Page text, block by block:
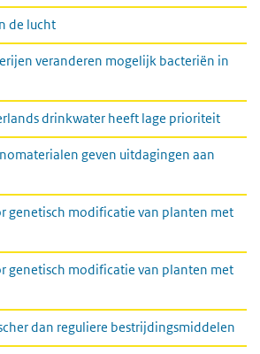
de lucht
veranderen mogelijk bacteriën in
drinkwater heeft lage prioriteit
geven uitdagingen aan
genetisch modificatie van planten met
genetisch modificatie van planten met
dan reguliere bestrijdingsmiddelen